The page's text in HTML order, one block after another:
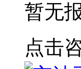
暂无
点击